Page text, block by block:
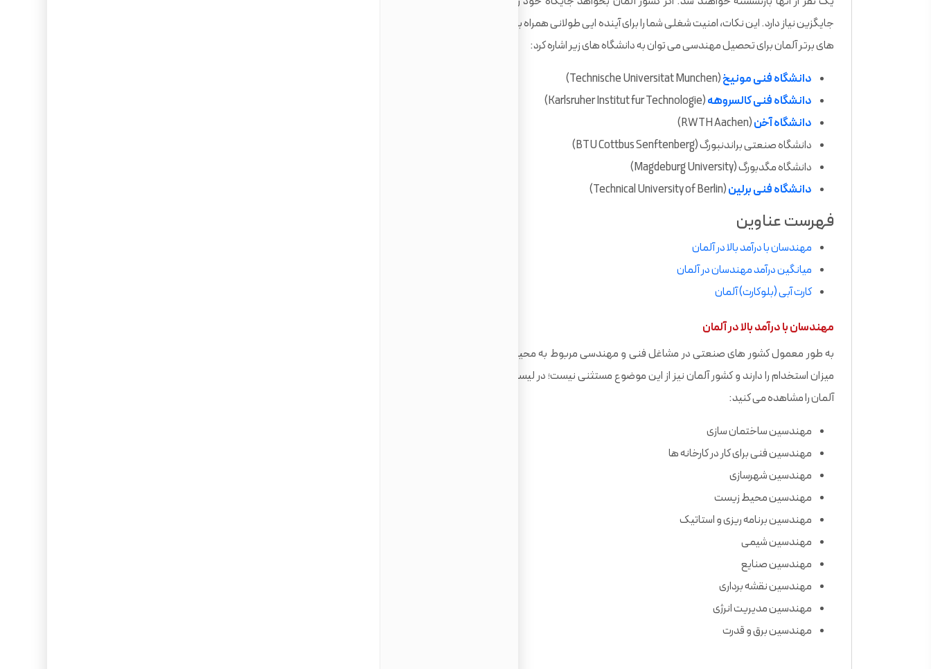
جایگزین نیاز دارد. این نکات، امنیت شغلی شما را برای آینده ایی طولانی همراه با حقوقی بالا تضمین می کند. از دانشگاه
های برتر آلمان برای تحصیل مهندسی می توان به دانشگاه های زیر اشاره کرد:
دانشگاه فنی مونیخ(Technische Universitat Munchen)
دانشگاه فنی کالسروهه(Karlsruher Institut fur Technologie)
دانشگاه آخن(RWTH Aachen)
دانشگاه صنعتی براندنبورگ (BTU Cottbus Senftenberg)
دانشگاه مگدبورگ (Magdeburg University)
دانشگاه فنی برلین(Technical University of Berlin)
فهرست عناوین
مهندسان با درآمد بالا در آلمان
میانگین درآمد مهندسان در آلمان
کارت آبی (بلوکارت) آلمان
مهندسان با درآمد بالا در آلمان
به طور معمول کشور های صنعتی در مشاغل فنی و مهندسی مربوط به محیط زیست، فیزیک و ساختمان بیشترین
میزان استخدام را دارند و کشور آلمان نیز از این موضوع مستثنی نیست؛ در لیست زیر برخی از مشاغل پرطرفدار در کشور
آلمان را مشاهده می کنید:
مهندسین ساختمان سازی
مهندسین فنی برای کار در کارخانه ها
مهندسین شهرسازی
مهندسین محیط زیست
مهندسین برنامه ریزی و استاتیک
مهندسین شیمی
مهندسین صنایع
مهندسین نقشه برداری
مهندسین مدیریت انرژی
مهندسین برق و قدرت